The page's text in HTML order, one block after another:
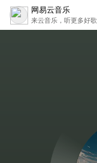
网易云音乐
来云音乐，听更多好歌